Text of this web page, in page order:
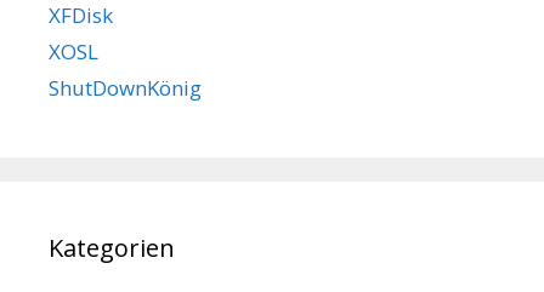
XFDisk
XOSL
ShutDownKönig
Kategorien